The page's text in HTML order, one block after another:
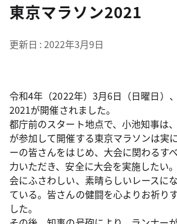
東京マラソン2021
更新日 2022年3月9日
令和4年（2022年）3月6日（日曜日）
2021が開催されました。
都庁前のスタート地点で、小池知事は
が参加して開催する東京マラソンは実
ーの皆さんをはじめ、大会に関わるす
力いただき、安全に大会を実施したい
会にふさわしい、素晴らしいレースに
ている。皆さんの健闘を心よりお祈り
した。